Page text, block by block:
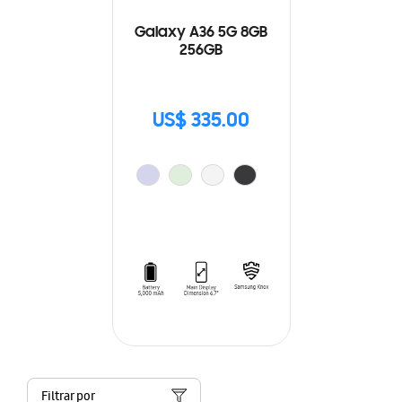
Galaxy A36 5G 8GB
256GB
US$ 335.00
Filtrar por